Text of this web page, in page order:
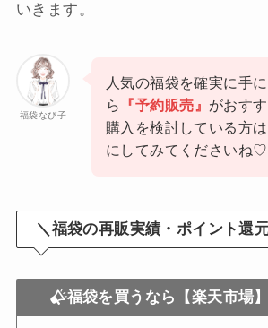
いきます。
福袋なび子
人気の福袋を確実に手
ら
『予約販売』 がおすす
購入を検討している方
にしてみてくださいね♡
＼福袋の再販実績・ポイント還
福袋を買うなら【楽天市場